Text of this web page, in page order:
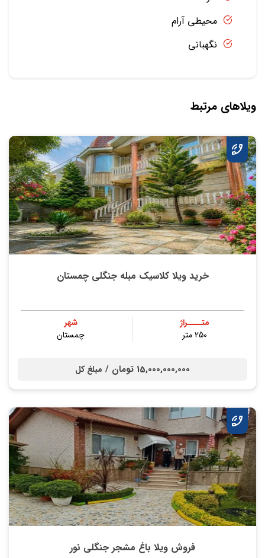
محیطی آرام
نگهبانی
ویلاهای مرتبط
خرید ویلا کلاسیک مبله جنگلی چمستان
متــــراژ
250 متر
شهر
چمستان
15,000,000,000 تومان / مبلغ کل
فروش ویلا باغ مشجر جنگلی نور